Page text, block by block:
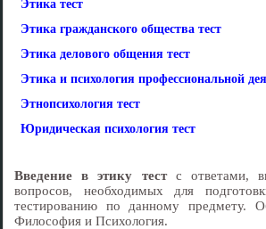
Этика тест
Этика гражданского общества тест
Этика делового общения тест
Этика и психология профессиональной
Этнопсихология тест
Юридическая психология тест
Введение в этику тестс ответами,
вопросов, необходимых для
тестированию по данному предмету.
Философия и Психология.